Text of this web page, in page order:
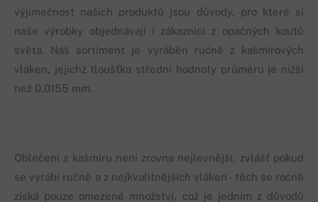
výjimečnost našich produktů jsou důvody, pro které si
naše výrobky objednávají i zákazníci z opačných koutů
světa. Náš sortiment je vyráběn ručně z kašmírových
vláken, jejichž tloušťka střední hodnoty průměru je nižší
než 0,0155 mm.
Oblečení z kašmíru není zrovna nejlevnější, zvlášť pokud
se vyrábí ručně a z nejkvalitnějších vláken - těch se ročně
získá pouze omezené množství, což je jedním z důvodů